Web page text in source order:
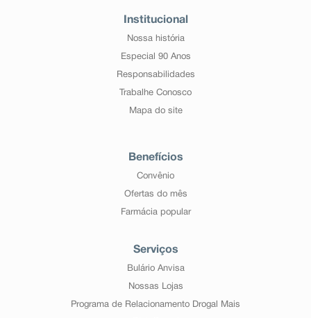
Institucional
Nossa história
Especial 90 Anos
Responsabilidades
Trabalhe Conosco
Mapa do site
Benefícios
Convênio
Ofertas do mês
Farmácia popular
Serviços
Bulário Anvisa
Nossas Lojas
Programa de Relacionamento Drogal Mais